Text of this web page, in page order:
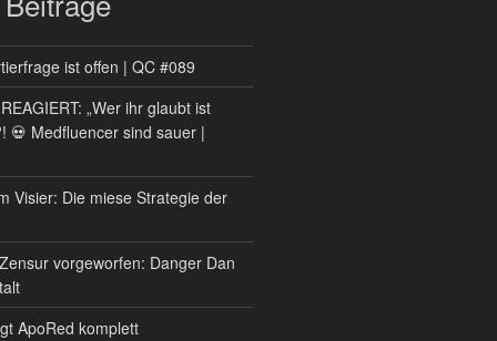
ist offen | QC #089
„Wer ihr glaubt ist
💀 Medfluencer sind sauer |
Visier: Die miese Strategie der
vorgeworfen: Danger Dan
ApoRed komplett